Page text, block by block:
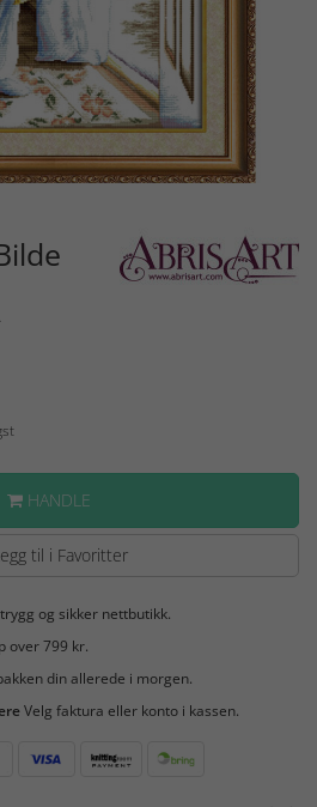
HANDLE
til i Favoritter
og sikker nettbutikk.
over 799 kr.
din allerede i morgen.
Velg faktura eller konto i kassen.